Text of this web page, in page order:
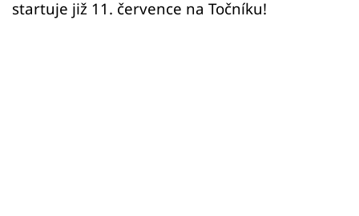
startuje již 11. července na Točníku!